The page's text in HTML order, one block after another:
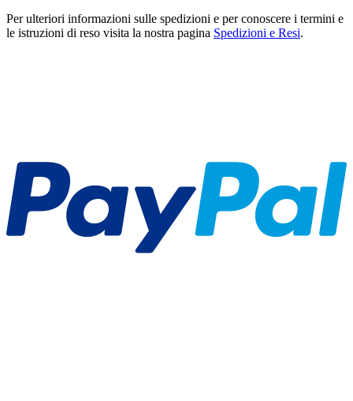
Per ulteriori informazioni sulle spedizioni e per conoscere i termini e
le istruzioni di reso visita la nostra pagina Spedizioni e Resi.